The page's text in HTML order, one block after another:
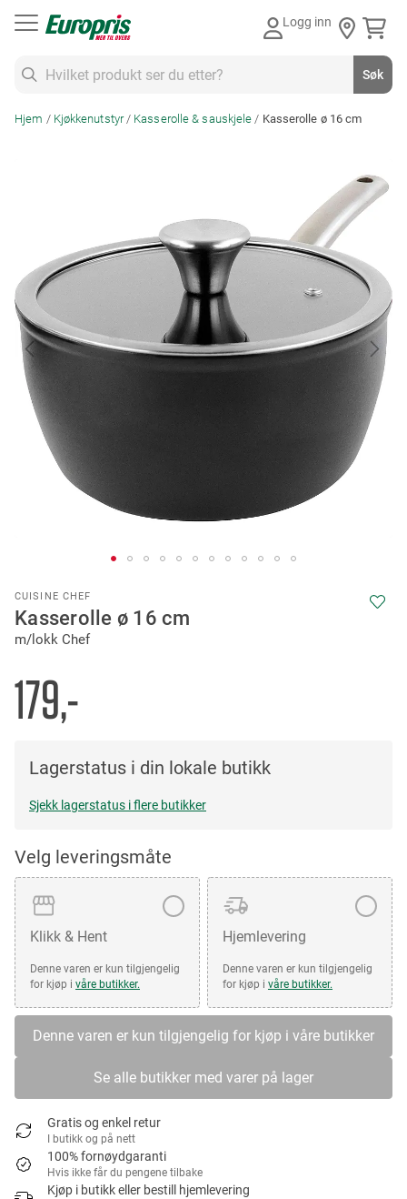
Logg inn
Søk
Hjem Kjøkkenutstyr Kasserolle & sauskjele Kasserolle ø 16 cm
CUISINE CHEF
Kasserolle ø 16 cm
m/lokk Chef
179,-
Lagerstatus i din lokale butikk
Sjekk lagerstatus i flere butikker
Velg leveringsmåte
Klikk & Hent
Denne varen er kun tilgjengelig
for kjøp i våre butikker.
Hjemlevering
Denne varen er kun tilgjengelig
for kjøp i våre butikker.
Denne varen er kun tilgjengelig for kjøp i våre butikker
Se alle butikker med varer på lager
Gratis og enkel retur
I butikk og på nett
100% fornøydgaranti
Hvis ikke får du pengene tilbake
Kjøp i butikk eller bestill hjemlevering
the
images
gallery
to
the
beginning
the
images
gallery